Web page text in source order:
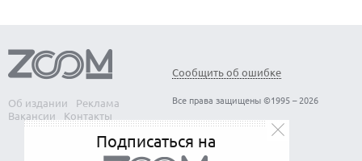
Об издании
Реклама
Вакансии
Контакты
Сообщить об ошибке
Все права защищены ©1995 – 2026
Подписаться на